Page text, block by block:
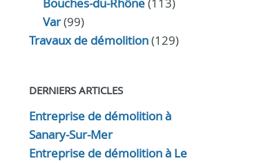
Var(99)
Travaux de démolition(129)
DERNIERS ARTICLES
Entreprise de démolition à
Sanary-Sur-Mer
Entreprise de démolition à Le